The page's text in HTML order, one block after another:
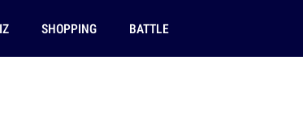
SHOPPING BATTLE